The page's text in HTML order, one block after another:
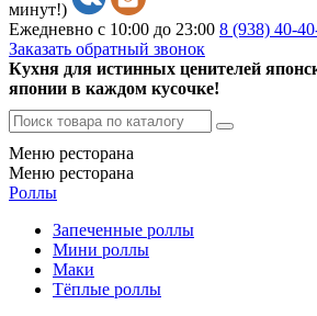
минут!)
Ежедневно с 10:00 до 23:00 8 (938) 40-
Заказать обратный звонок
Кухня для истинных ценителей
японии в каждом кусочке!
Меню ресторана
Меню ресторана
Роллы
Запеченные роллы
Мини роллы
Маки
Тёплые роллы